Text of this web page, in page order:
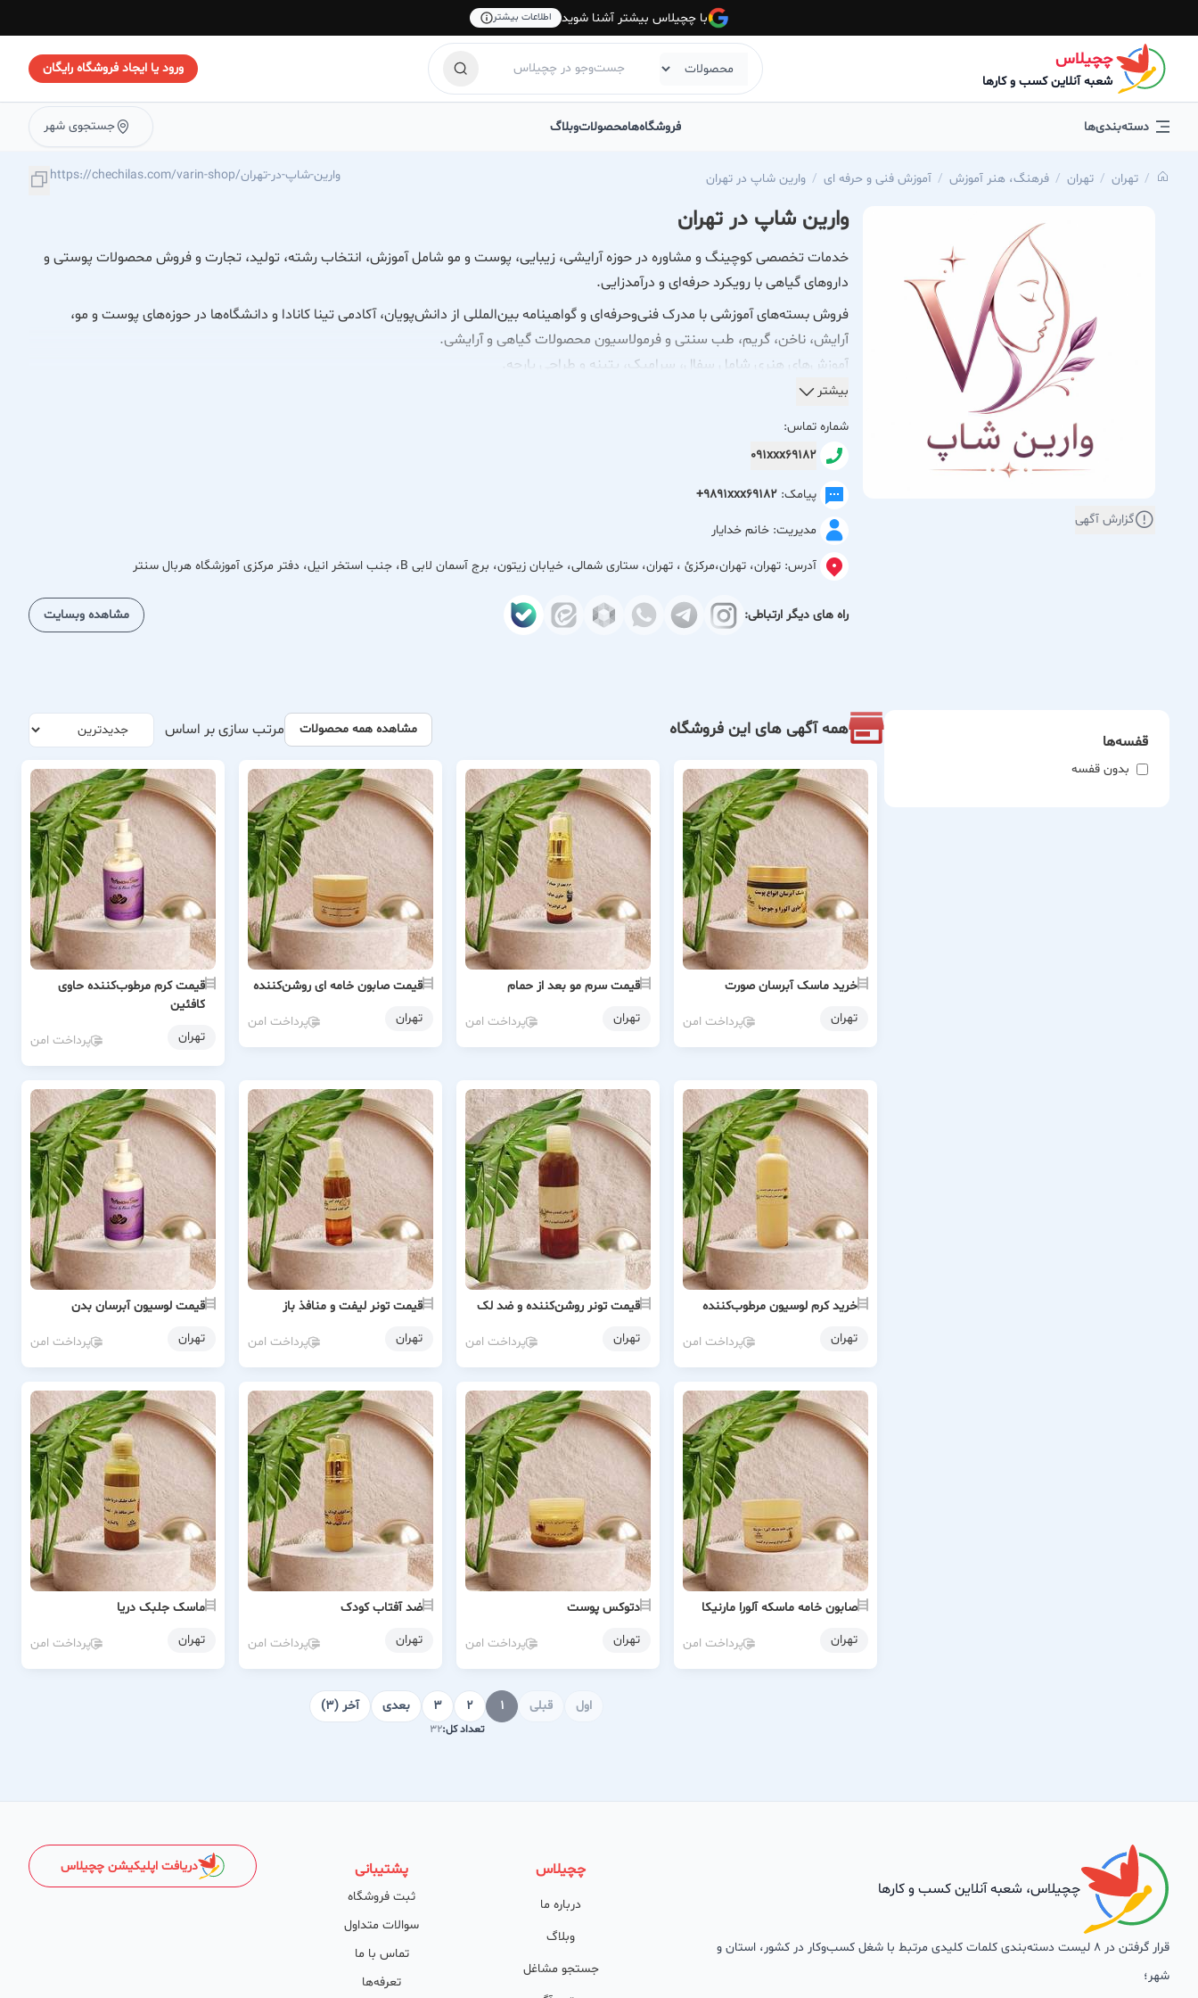
با چچیلاس بیشتر آشنا شوید اطلاعات بیشتر
چچیلاس
شعبه آنلاین کسب و کارها
ورود یا ایجاد فروشگاه رایگان
دسته‌بندی‌ها فروشگاه‌هامحصولاتوبلاگ جستجوی شهر
تهران تهران فرهنگ، هنر آموزش آموزش فنی و حرفه ای وارین شاپ در تهران https://chechilas.com/varin-shop/وارین-شاپ-در-تهران
گزارش آگهی
وارین شاپ در تهران
خدمات تخصصی کوچینگ و مشاوره در حوزه آرایشی، زیبایی، پوست و مو شامل آموزش، انتخاب رشته، تولید، تجارت و فروش محصولات پوستی و
داروهای گیاهی با رویکرد حرفه‌ای و درآمدزایی.
فروش بسته‌های آموزشی با مدرک فنی‌وحرفه‌ای و گواهینامه بین‌المللی از دانش‌پویان، آکادمی تینا کانادا و دانشگاه‌ها در حوزه‌های پوست و مو،
آرایش، ناخن، گریم، طب سنتی و فرمولاسیون محصولات گیاهی و آرایشی.
آموزش‌های هنری شامل سفال، سرامیک، پتینه و طراحی پارچه.
تولید و آموزش محصولات طبیعی و صنعتی آرایشی، بهداشتی، اسپا، ماساژ، مکمل‌ها و دمنوش‌ها.
کوچینگ حرفه‌ای تولید، تجارت و فروش محصولات زیبایی و سلامت.
بیشتر
شماره تماس:
091xxx69182
پیامک: +9891xxx69182
مدیریت: خانم خدایار
آدرس: تهران، تهران،مركزئ ، تهران، ستاری شمالی، خیابان زیتون، برج آسمان لابی B، جنب استخر انیل، دفتر مرکزی آموزشگاه هربال سنتر
راه های دیگر ارتباطی: مشاهده وبسایت
قفسه‌ها
بدون قفسه
همه آگهی های این فروشگاه مشاهده همه محصولات مرتب سازی بر اساس
خرید ماسک آبرسان صورت
تهران
پرداخت امن
قیمت سرم مو بعد از حمام
تهران
پرداخت امن
قیمت صابون خامه ای روشن‌کننده
تهران
پرداخت امن
قیمت کرم مرطوب‌کننده حاوی
کافئین
تهران
پرداخت امن
خرید کرم لوسیون مرطوب‌کننده
تهران
پرداخت امن
قیمت تونر روشن‌کننده و ضد لک
تهران
پرداخت امن
قیمت تونر لیفت و منافذ باز
تهران
پرداخت امن
قیمت لوسیون آبرسان بدن
تهران
پرداخت امن
صابون خامه ماسکه آلورا مارنیکا
تهران
پرداخت امن
دتوکس پوست
تهران
پرداخت امن
ضد آفتاب کودک
تهران
پرداخت امن
ماسک جلبک دریا
تهران
پرداخت امن
اول قبلی 1
2
3 بعدی آخر (3)
تعداد کل:32
چچیلاس، شعبه آنلاین کسب و کارها
قرار گرفتن در 8 لیست دسته‌بندی کلمات کلیدی مرتبط با شغل کسب‌وکار در کشور، استان و
شهر؛
چچیلاس
درباره ما
وبلاگ
جستجو مشاغل
پشتیبانی
ثبت فروشگاه
سوالات متداول
تماس با ما
تعرفه‌ها
دریافت اپلیکیشن چچیلاس